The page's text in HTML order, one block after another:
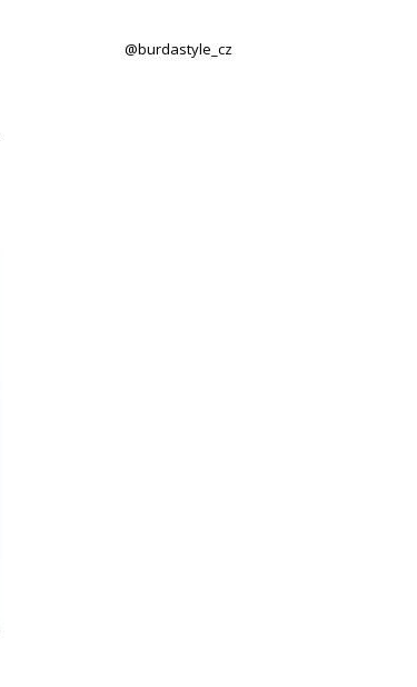
@burdastyle_cz